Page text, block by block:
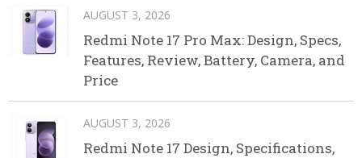
AUGUST 3, 2026
Redmi Note 17 Pro Max: Design, Specs,
Features, Review, Battery, Camera, and
Price
AUGUST 3, 2026
Redmi Note 17 Design, Specifications,